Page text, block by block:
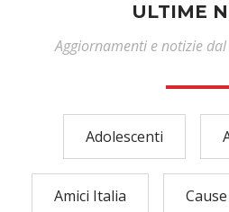
ULTIME
Aggiornamenti e notizie
Adolescenti
Amici Italia Cause